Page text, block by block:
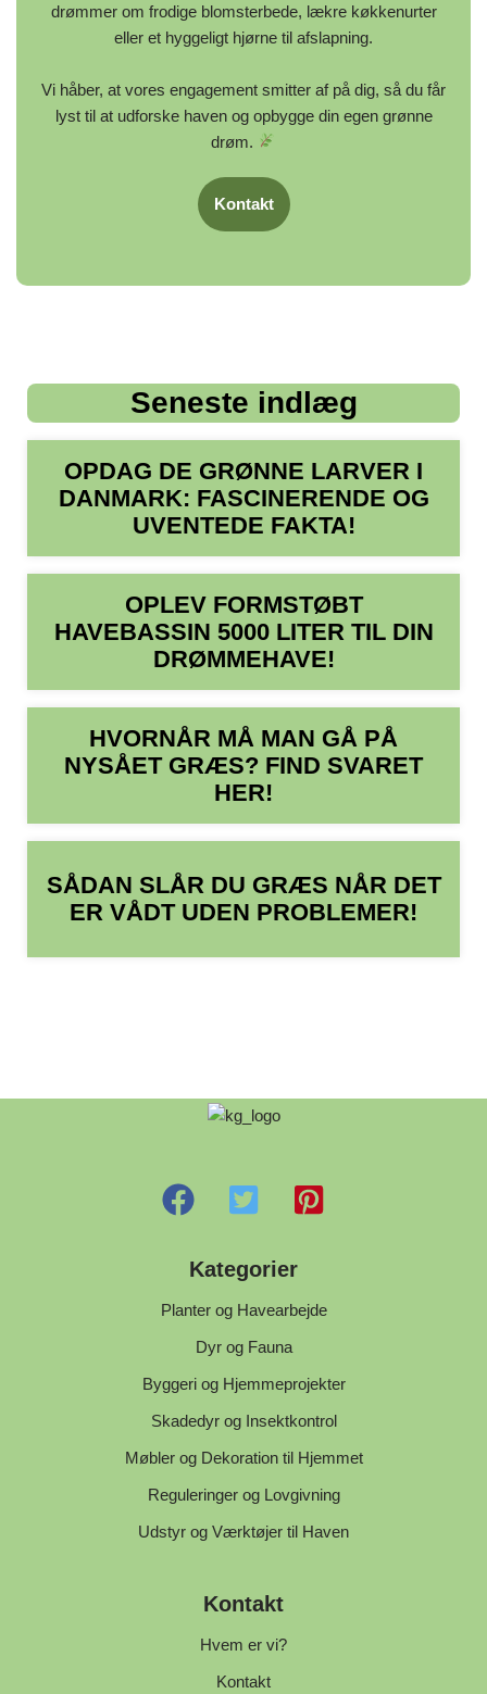
drømmer om frodige blomsterbede, lækre køkkenurter
eller et hyggeligt hjørne til afslapning.
Vi håber, at vores engagement smitter af på dig, så du får
lyst til at udforske haven og opbygge din egen grønne
drøm.
Kontakt
Seneste indlæg
OPDAG DE GRØNNE LARVER I
DANMARK: FASCINERENDE OG
UVENTEDE FAKTA!
OPLEV FORMSTØBT
HAVEBASSIN 5000 LITER TIL DIN
DRØMMEHAVE!
HVORNÅR MÅ MAN GÅ PÅ
NYSÅET GRÆS? FIND SVARET
HER!
SÅDAN SLÅR DU GRÆS NÅR DET
ER VÅDT UDEN PROBLEMER!
Kategorier
Planter og Havearbejde
Dyr og Fauna
Byggeri og Hjemmeprojekter
Skadedyr og Insektkontrol
Møbler og Dekoration til Hjemmet
Reguleringer og Lovgivning
Udstyr og Værktøjer til Haven
Kontakt
Hvem er vi?
Kontakt